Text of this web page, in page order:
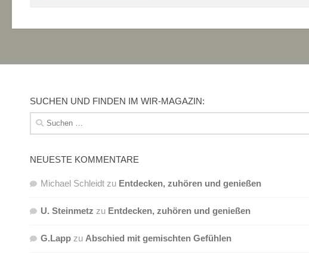
SUCHEN UND FINDEN IM WIR-MAGAZIN:
Suchen
nach:
NEUESTE KOMMENTARE
Michael Schleidt zu Entdecken, zuhören und genießen
U. Steinmetz zu Entdecken, zuhören und genießen
G.Lapp zu Abschied mit gemischten Gefühlen